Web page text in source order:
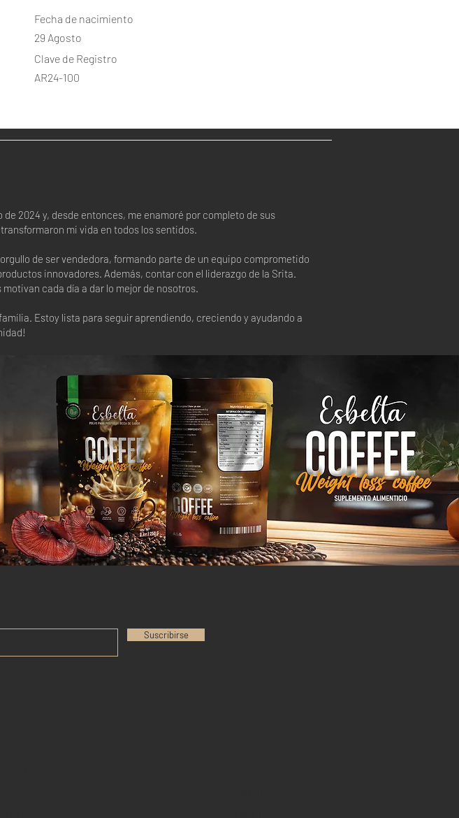
Fecha de nacimiento
29 Agosto
Clave de Registro
AR24-100
2024 y, desde entonces, me enamoré por completo de sus
mi vida en todos los sentidos.
de ser vendedora, formando parte de un equipo comprometido
innovadores. Además, contar con el liderazgo de la Srita.
cada día a dar lo mejor de nosotros.
Estoy lista para seguir aprendiendo, creciendo y ayudando a
Suscribirse